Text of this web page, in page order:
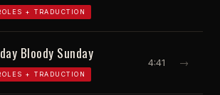
+ TRADUCTION
Bloody Sunday
+ TRADUCTION
4:41 →